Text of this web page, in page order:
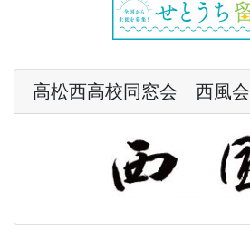
高松西高校同窓会 西風会